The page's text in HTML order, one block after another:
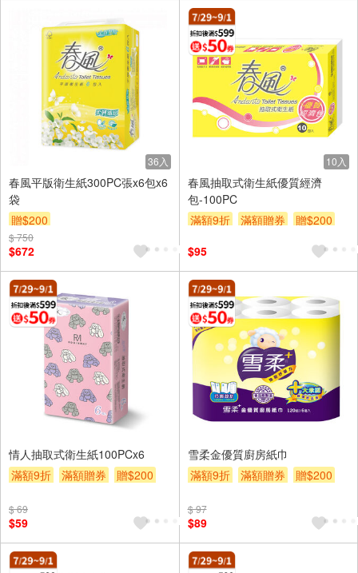
36入
春風平版衛生紙300PC張x6包x6
袋
贈$200
$ 750
$672
10入
春風抽取式衛生紙優質經濟
包-100PC
滿額9折
滿額贈券
贈$200
$95
情人抽取式衛生紙100PCx6
滿額9折
滿額贈券 贈$200
$ 69
$59
雪柔金優質廚房紙巾
滿額9折
滿額贈券 贈$200
$ 97
$89